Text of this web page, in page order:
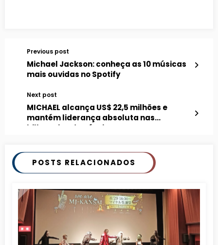
Previous post
Michael Jackson: conheça as 10 músicas
mais ouvidas no Spotify
Next post
MICHAEL alcança US$ 22,5 milhões e
mantém liderança absoluta nas
bilheterias da Rússia
POSTS RELACIONADOS